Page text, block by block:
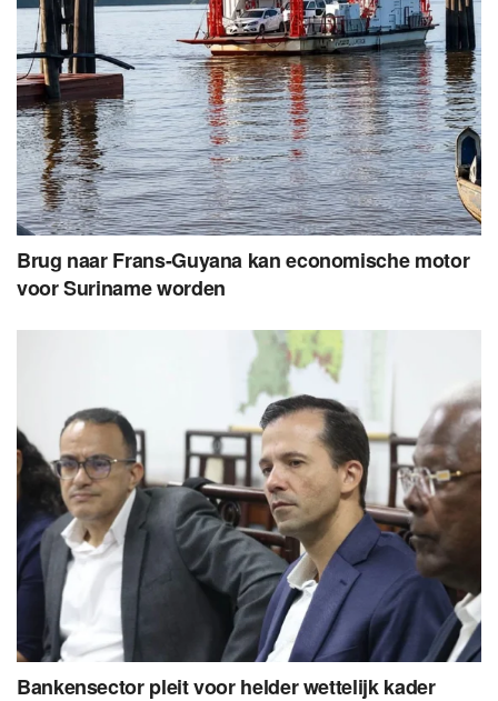
Brug naar Frans-Guyana kan economische motor
voor Suriname worden
Bankensector pleit voor helder wettelijk kader